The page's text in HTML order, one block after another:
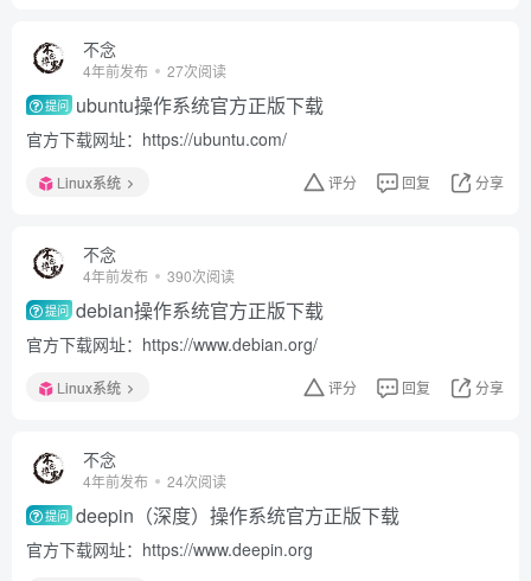
不念
4年前发布 27次阅读
提问 ubuntu操作系统官方正版下载
官方下载网址：https://ubuntu.com/
Linux系统 评分 回复 分享
不念
4年前发布 390次阅读
提问 debian操作系统官方正版下载
官方下载网址：https://www.debian.org/
Linux系统 评分 回复 分享
不念
4年前发布 24次阅读
提问 deepin（深度）操作系统官方正版下载
官方下载网址：https://www.deepin.org